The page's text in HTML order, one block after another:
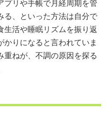
プリや手帳で月経周期を管
る、といった方法は自分で
生活や睡眠リズムを振り返
かりになると言われていま
重ねが、不調の原因を探る